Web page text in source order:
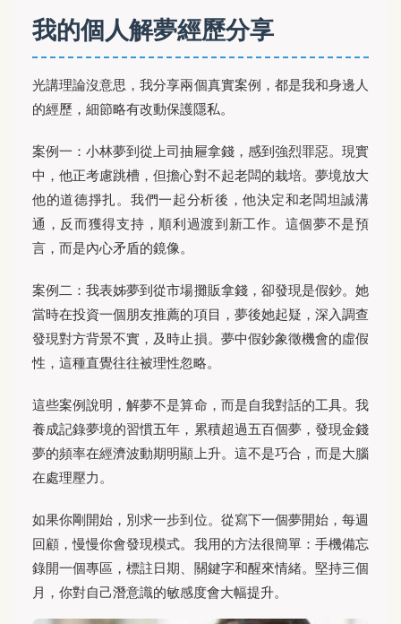
我的個人解夢經歷分享
光講理論沒意思，我分享兩個真實案例，都是我和身邊人
的經歷，細節略有改動保護隱私。
案例一：小林夢到從上司抽屜拿錢，感到強烈罪惡。現實
中，他正考慮跳槽，但擔心對不起老闆的栽培。夢境放大
他的道德掙扎。我們一起分析後，他決定和老闆坦誠溝
通，反而獲得支持，順利過渡到新工作。這個夢不是預
言，而是內心矛盾的鏡像。
案例二：我表姊夢到從市場攤販拿錢，卻發現是假鈔。她
當時在投資一個朋友推薦的項目，夢後她起疑，深入調查
發現對方背景不實，及時止損。夢中假鈔象徵機會的虛假
性，這種直覺往往被理性忽略。
這些案例說明，解夢不是算命，而是自我對話的工具。我
養成記錄夢境的習慣五年，累積超過五百個夢，發現金錢
夢的頻率在經濟波動期明顯上升。這不是巧合，而是大腦
在處理壓力。
如果你剛開始，別求一步到位。從寫下一個夢開始，每週
回顧，慢慢你會發現模式。我用的方法很簡單：手機備忘
錄開一個專區，標註日期、關鍵字和醒來情緒。堅持三個
月，你對自己潛意識的敏感度會大幅提升。